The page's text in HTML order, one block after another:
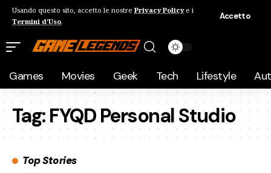
Usando questo sito, accetto le nostre Privacy Policye i
Termini d'Uso.
Accetto
Games Movies Geek Tech Lifestyle
Tag:FYQD Personal Studio
Top Stories